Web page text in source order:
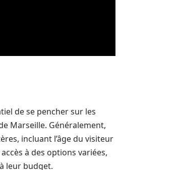
de se pencher sur les
Marseille. Généralement,
incluant l’âge du visiteur
à des options variées,
leur budget.